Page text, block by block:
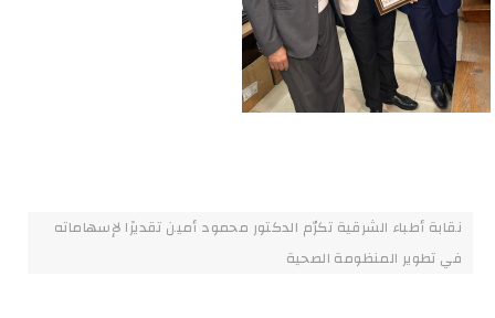
نقابة أطباء الشرقية تكرّم الدكتور محمود أمين تقديرًا لإسهاماته
في تطوير المنظومة الصحية